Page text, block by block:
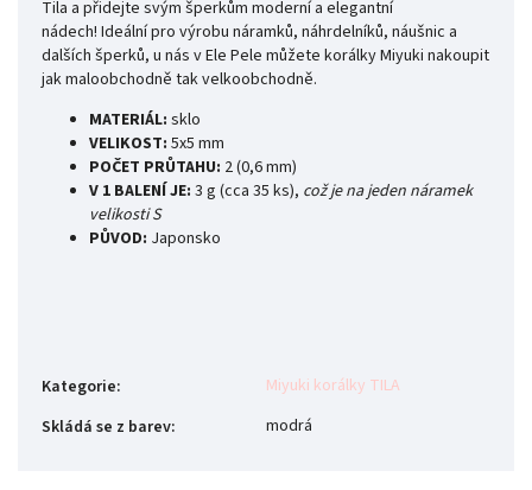
Tila a přidejte svým šperkům moderní a elegantní
nádech! Ideální pro výrobu náramků, náhrdelníků, náušnic a
dalších šperků, u nás v Ele Pele můžete korálky Miyuki nakoupit
jak maloobchodně tak velkoobchodně.
MATERIÁL: sklo
VELIKOST: 5x5 mm
POČET PRŮTAHU: 2(0,6 mm)
V 1 BALENÍ JE: 3 g (cca 35 ks), což je na jeden náramek
velikosti S
PŮVOD: Japonsko
Kategorie:
Miyuki korálky TILA
Skládá se z barev: modrá